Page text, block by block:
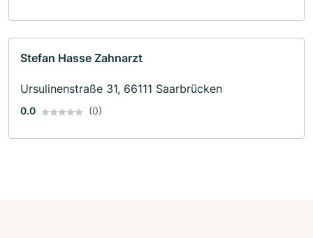
Stefan Hasse Zahnarzt
Ursulinenstraße 31, 66111 Saarbrücken
0.0 (0)